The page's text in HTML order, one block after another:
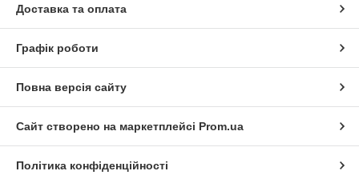
Доставка та оплата
Графік роботи
Повна версія сайту
Сайт створено на маркетплейсі Prom.ua
Політика конфіденційності